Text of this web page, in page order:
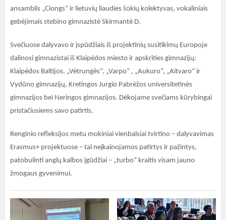
ansamblis „Ciongs“ ir lietuvių liaudies šokių kolektyvas, vokaliniais
gebėjimais stebino gimnazistė Skirmantė D.
Svečiuose dalyvavo ir įspūdžiais iš projektinių susitikimų Europoje
dalinosi gimnazistai iš Klaipėdos miesto ir apskrities gimnazijų:
Klaipėdos Baltijos, „Vėtrungės“, „Varpo“ , „Aukuro“, „Aitvaro“ ir
Vydūno gimnazijų, Kretingos Jurgio Pabrėžos universitetinės
gimnazijos bei Neringos gimnazijos. Dėkojame svečiams kūrybingai
pristačiusiems savo patirtis.
Renginio refleksijos metu mokiniai vienbalsiai tvirtino – dalyvavimas
Erasmus+ projektuose – tai neįkainojamos patirtys ir pažintys,
patobulinti anglų kalbos įgūdžiai – „turbo“ kraitis visam jauno
žmogaus gyvenimui.